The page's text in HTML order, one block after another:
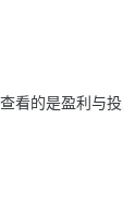
看的是盈利与